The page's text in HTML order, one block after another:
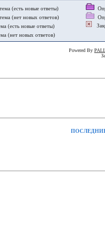
(есть новые ответы)
(нет новых ответов)
(есть новые ответы)
(нет новых ответов)
Powered By